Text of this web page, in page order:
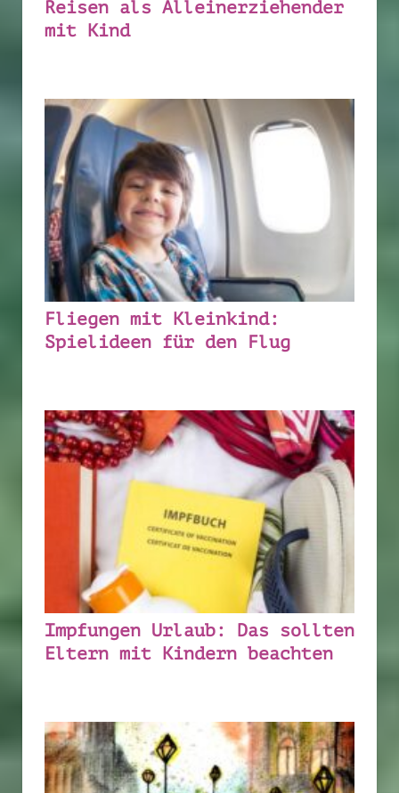
Reisen als Alleinerziehender
mit Kind
Fliegen mit Kleinkind:
Spielideen für den Flug
Impfungen Urlaub: Das sollten
Eltern mit Kindern beachten